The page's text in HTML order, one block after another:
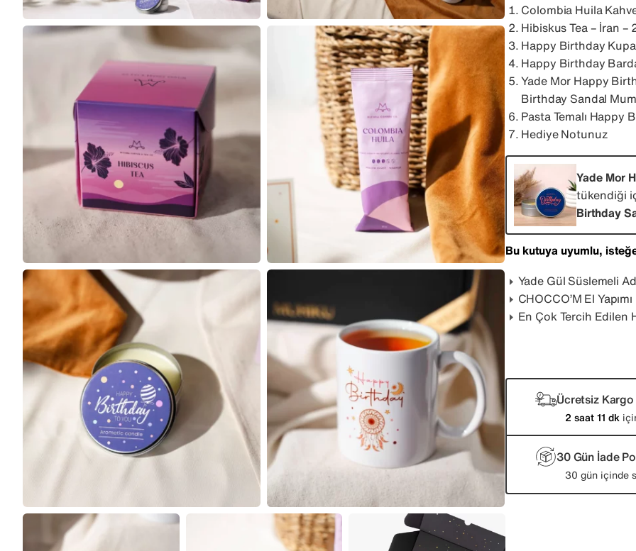
Colombia Huila
Hibiskus Tea – İran –
Happy Birthday Kupa
Happy Birthday
Yade Mor Happy
Birthday Sandal
Pasta Temalı Happy
Hediye Notunuz
Yade Mor
tükendiği
Birthday
Bu kutuya uyumlu,
Yade Gül Süslemeli
CHOCCO’M El
En Çok Tercih Edilen
Ücretsiz Kargo
2 saat 11 dk
30 Gün İade
30 gün içinde